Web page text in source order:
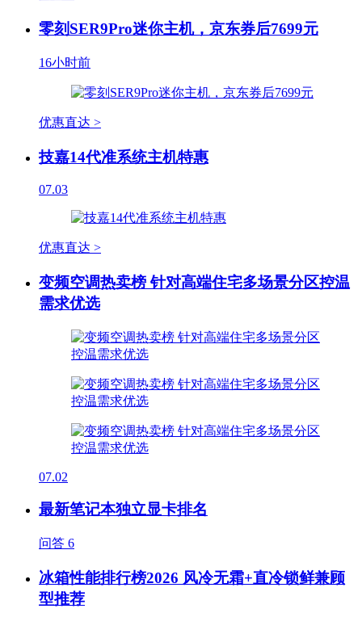
零刻SER9Pro迷你主机，京东券后7699元
16小时前
优惠直达 >
技嘉14代准系统主机特惠
07.03
优惠直达 >
变频空调热卖榜 针对高端住宅多场景分区控温
需求优选
07.02
最新笔记本独立显卡排名
问答 6
冰箱性能排行榜2026 风冷无霜+直冷锁鲜兼顾
型推荐